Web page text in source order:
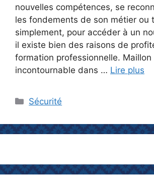
nouvelles compétences, se
les fondements de son métier ou
simplement, pour accéder à un
il existe bien des raisons de
formation professionnelle. Maillon
incontournable dans … Lire plus
Catégories
Sécurité